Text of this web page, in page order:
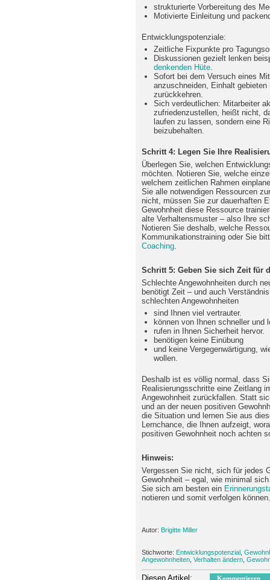
strukturierte Vorbereitung des
Motivierte Einleitung und
Entwicklungspotenziale:
Zeitliche Fixpunkte pro
Diskussionen gezielt lenken
denkenden Hüte
Sofort bei dem Versuch eines
anzuschneiden, Einhalt gebieten
zurückkehren.
Sich verdeutlichen: Mitarbeiter
zufriedenzustellen, heißt nicht,
laufen zu lassen, sondern eine
beizubehalten.
Schritt 4: Legen Sie Ihre
Überlegen Sie, welchen
möchten. Notieren Sie, welche
welchem zeitlichen Rahmen
Sie alle notwendigen Ressourcen
nicht, müssen Sie zur dauerhaften
Gewohnheit diese Ressource
alte Verhaltensmuster – also Ihre
Notieren Sie deshalb, welche
Kommunikationstraining oder Sie
Coaching
Schritt 5: Geben Sie sich Zeit für
Schlechte Angewohnheiten durch
benötigt Zeit – und auch
schlechten Angewohnheiten
sind Ihnen viel vertrauter.
können von Ihnen schneller und
rufen in Ihnen Sicherheit hervor.
benötigen keine Einübung
und keine Vergegenwärtigung,
wollen.
Deshalb ist es völlig normal, dass
Realisierungsschritte eine Zeitlang
Angewohnheit zurückfallen. Statt
und an der neuen positiven
die Situation und lernen Sie aus
Lernchance, die Ihnen aufzeigt,
positiven Gewohnheit noch achten
Hinweis:
Vergessen Sie nicht, sich für jedes
Gewohnheit – egal, wie minimal
Sie sich am besten ein
notieren und somit verfolgen können.
Autor: Brigitte Miller
Stichworte: Entwicklungspotenzial
Angewohnheiten Verhalten ändern
Diesen Artikel: Kommentieren